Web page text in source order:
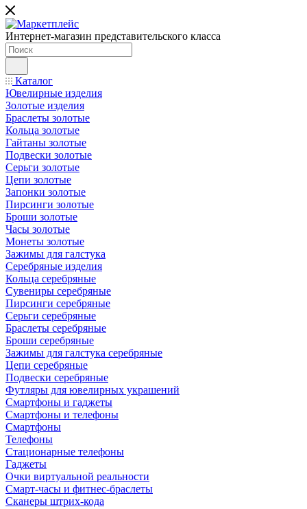
Интернет-магазин представительского класса
Каталог
Ювелирные изделия
Золотые изделия
Браслеты золотые
Кольца золотые
Гайтаны золотые
Подвески золотые
Серьги золотые
Цепи золотые
Запонки золотые
Пирсинги золотые
Броши золотые
Часы золотые
Монеты золотые
Зажимы для галстука
Серебряные изделия
Кольца серебряные
Сувениры серебряные
Пирсинги серебряные
Серьги серебряные
Браслеты серебряные
Броши серебряные
Зажимы для галстука серебряные
Цепи серебряные
Подвески серебряные
Футляры для ювелирных украшений
Смартфоны и гаджеты
Смартфоны и телефоны
Смартфоны
Телефоны
Стационарные телефоны
Гаджеты
Очки виртуальной реальности
Смарт-часы и фитнес-браслеты
Сканеры штрих-кода